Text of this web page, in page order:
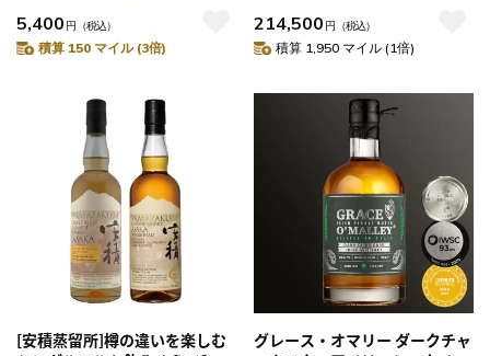
5,400 円 （税込）
積算 150 マイル (3倍)
214,500 円 （税込）
積算 1,950 マイル (1倍)
[安積蒸留所]樽の違いを楽しむ
グレース・オマリー ダークチャ